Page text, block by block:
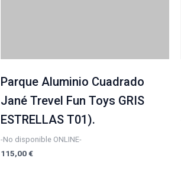
Parque Aluminio Cuadrado
Jané Trevel Fun Toys GRIS
ESTRELLAS T01).
-No disponible ONLINE-
115,00 €